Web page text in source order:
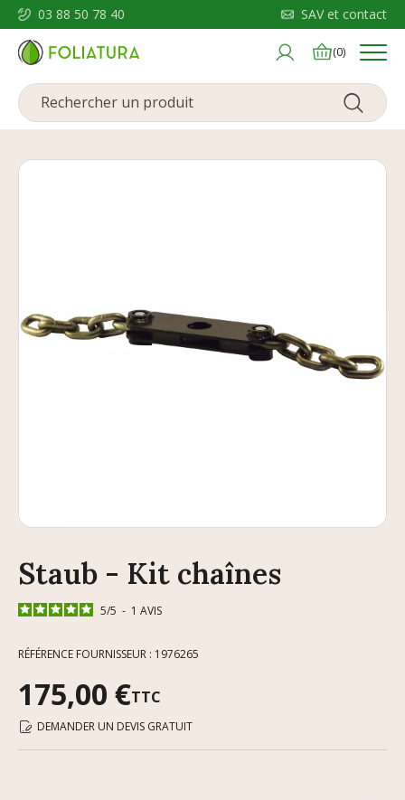
03 88 50 78 40 SAV et contact
(0) Menu
Staub - Kit chaînes
5/5 - 1 AVIS
RÉFÉRENCE FOURNISSEUR : 1976265
175,00 €TTC
DEMANDER UN DEVIS GRATUIT